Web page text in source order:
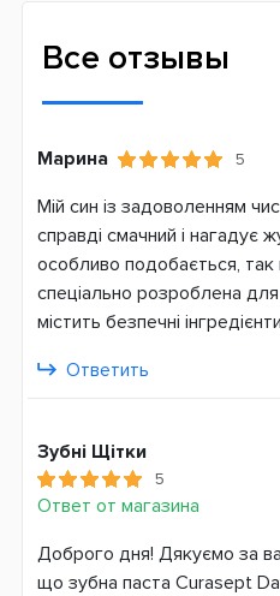
Индекс абразивности RDA
60
250 ppm
Объем, мл
50
Состав пасты
С фтором
С ксилитом
Без SLS
Страна производитель
Италия
Страна регистрации
Италия
Все отзывы
Марина 5
Мій син із задоволенням
справді смачний і нагадує
особливо подобається,
спеціально розроблена для
містить безпечні
Ответить
Зубні Щітки
5
Ответ от магазина
Доброго дня! Дякуємо за
що зубна паста Curasept